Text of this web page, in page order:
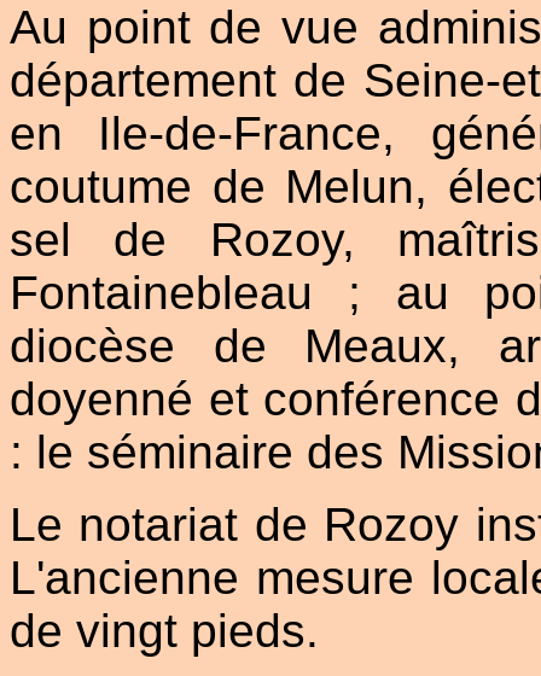
Au point de vue
département de Seine-
en Ile-de-France,
coutume de Melun,
sel de Rozoy,
Fontainebleau ; au
diocèse de Meaux,
doyenné et conférence
: le séminaire des
Le notariat de Rozoy
L'ancienne mesure
de vingt pieds.